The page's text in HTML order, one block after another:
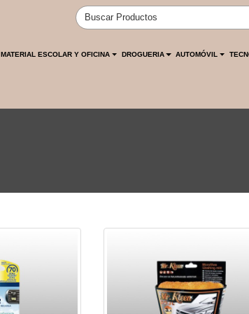
MATERIAL ESCOLAR Y OFICINA DROGUERIA AUTOMÓVIL